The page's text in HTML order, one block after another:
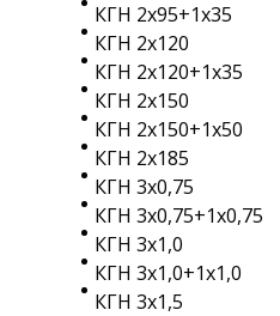
КГН 2х95+1х35
КГН 2х120
КГН 2х120+1х35
КГН 2х150
КГН 2х150+1х50
КГН 2х185
КГН 3х0,75
КГН 3х0,75+1х0,75
КГН 3х1,0
КГН 3х1,0+1х1,0
КГН 3х1,5